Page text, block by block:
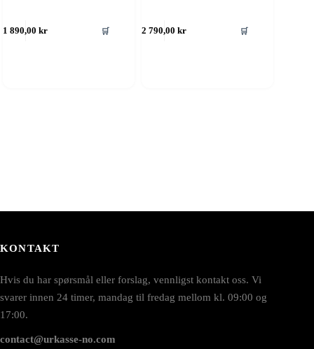
1 890,00kr 🛒 2 790,00kr 🛒
KONTAKT
Hvis du har spørsmål eller forslag, vennligst kontakt oss. Vi
svarer innen 24 timer, mandag til fredag mellom kl. 09:00 og
17:00.
contact@urkasse-no.com